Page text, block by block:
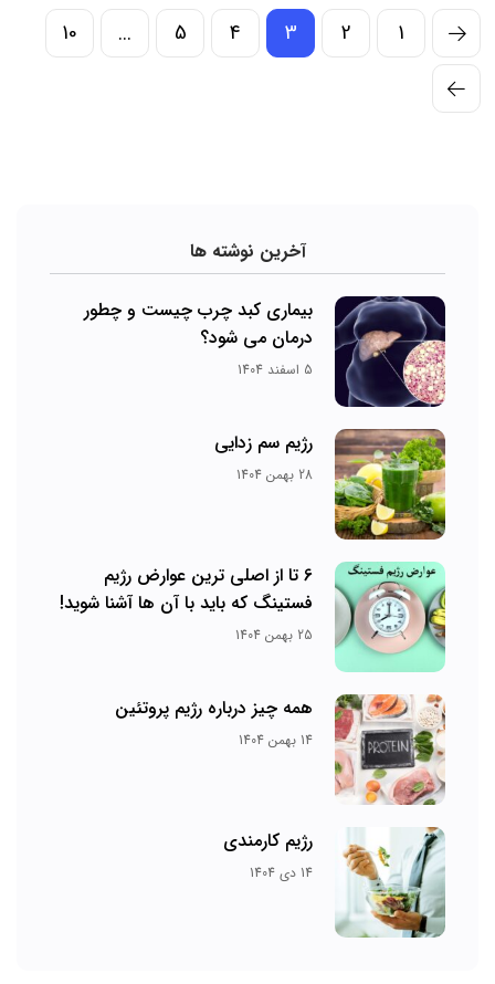
1
2
3
4
5
...
10
آخرین نوشته ها
بیماری کبد چرب چیست و چطور
درمان می‌ شود؟
5 اسفند 1404
رژیم سم زدایی
28 بهمن 1404
6 تا از اصلی ترین عوارض رژیم
فستینگ که باید با آن ها آشنا شوید!
25 بهمن 1404
همه چیز درباره رژیم پروتئین
14 بهمن 1404
رژیم کارمندی
14 دی 1404